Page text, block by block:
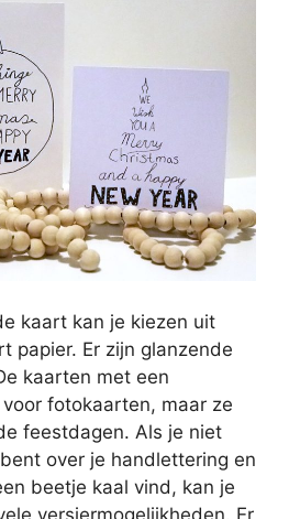
kaart kan je kiezen uit
papier. Er zijn glanzende
kaarten met een
fotokaarten, maar ze
feestdagen. Als je niet
over je handlettering en
beetje kaal vind, kan je